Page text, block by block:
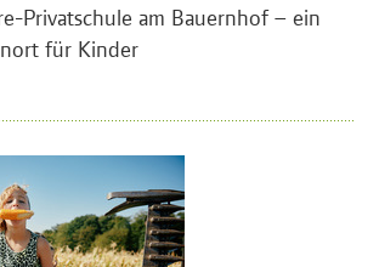
Privatschule am Bauernhof – ein
für Kinder